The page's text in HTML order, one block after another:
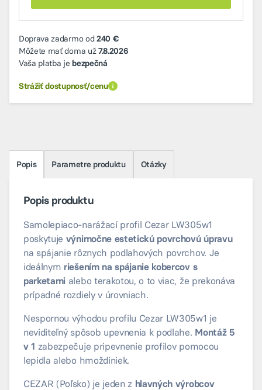
Doprava zadarmo od240 €
Môžete mať doma už7.8.2026
Vaša platba jebezpečná
Strážiť dostupnosť/cenu
Popis Parametre produktu Otázky
Popis produktu
Samolepiaco-narážací profil Cezar LW305w1
poskytuje výnimočne estetickú povrchovú úpravu
na spájanie rôznych podlahových povrchov. Je
ideálnym riešením na spájanie kobercov s
parketami alebo terakotou, o to viac, že prekonáva
prípadné rozdiely v úrovniach.
Nespornou výhodou profilu Cezar LW305w1 je
neviditeľný spôsob upevnenia k podlahe. Montáž 5
v 1 zabezpečuje pripevnenie profilov pomocou
lepidla alebo hmoždiniek.
CEZAR (Poľsko) je jeden z hlavných výrobcov